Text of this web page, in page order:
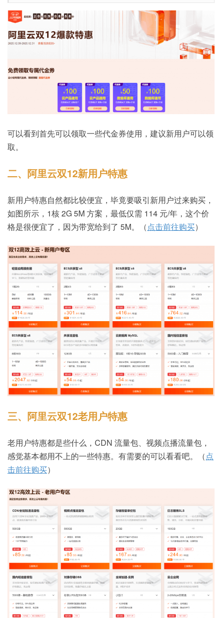
可以看到首先可以领取一些代金券使用，建议新用户可以领
取。
二、阿里云双12新用户特惠
新用户特惠自然都比较便宜，毕竟要吸引新用户过来购买，
如图所示，1核 2G 5M 方案，最低仅需 114 元/年，这个价
格是很便宜了，因为带宽给到了 5M。（点击前往购买）
三、阿里云双12老用户特惠
老用户特惠都是些什么，CDN 流量包、视频点播流量包，
感觉基本都用不上的一些特惠。有需要的可以看看吧。（点
击前往购买）